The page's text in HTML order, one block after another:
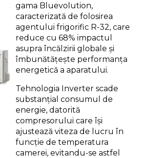
gama Bluevolution,
caracterizată de folosirea
agentului frigorific R-32, care
reduce cu 68% impactul
asupra încălzirii globale și
îmbunătățește performanța
energetică a aparatului.
Tehnologia Inverter scade
substanțial consumul de
energie, datorită
compresorului care își
ajustează viteza de lucru în
funcție de temperatura
camerei, evitandu-se astfel